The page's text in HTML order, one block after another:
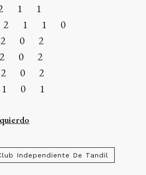
2 1 1
2 1 1 0
2 0 2
2 0 2
2 0 2
1 0 1
Independiente De Tandil